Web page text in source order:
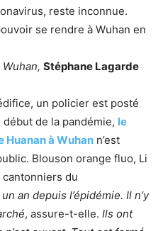
reste inconnue.
se rendre à Wuhan en
Stéphane Lagarde
un policier est posté
de la pandémie, le
Huanan à Wuhan n’est
Blouson orange fluo, Li
du
an depuis l’épidémie. Il n’y
, assure-t-elle. Ils ont